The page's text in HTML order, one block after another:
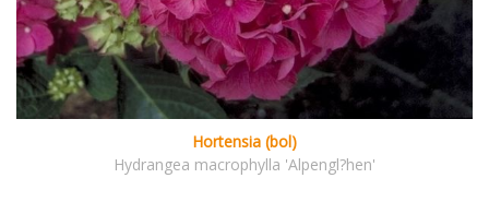
Hortensia (bol)
Hydrangea macrophylla 'Alpengl?hen'